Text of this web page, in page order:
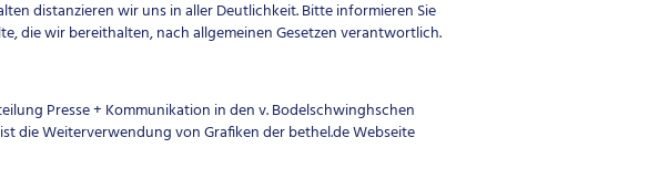
distanzieren wir uns in aller Deutlichkeit. Bitte informieren Sie
die wir bereithalten, nach allgemeinen Gesetzen verantwortlich.
Presse + Kommunikation in den v. Bodelschwinghschen
die Weiterverwendung von Grafiken der bethel.de Webseite